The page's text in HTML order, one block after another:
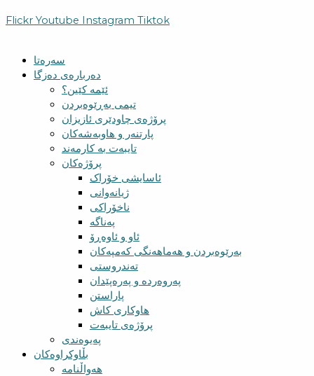
Flickr Youtube Instagram Tiktok
سەرەتا
دەربارەی دەزگا
ئێمە کێین؟
تیمی بەڕێوەبردن
پرۆژەی چاودێری ئازیزان
پارتنەر و هاوبەشەکان
تایبەت بە کارمەند
پرۆژەکان
ئاسایشی خۆراک
ژیانەوانی
ناخۆراکی
پەناگە
ئاو و ئاوەڕۆ
بەرێوەبردن و هەماهەنگی کەمپەکان
تەندروستی
پەروەردە و پەرەپێدان
پاراستن
هاوکاری کاش
پرۆژەی تایبەت
پەیوەندی
بڵاوکراوەکان
هەواڵنامە